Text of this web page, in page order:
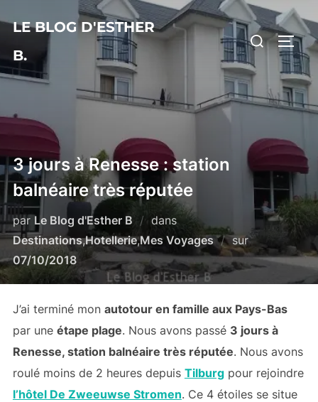
contenu
LE BLOG D'ESTHER
B.
Rechercher :
3 jours à Renesse : station
balnéaire très réputée
par Le Blog d'Esther B
dans
Destinations,Hotellerie,Mes Voyages surPublié
le
07/10/2018
J’ai terminé mon autotour en famille aux Pays-Bas
par une étape plage. Nous avons passé 3 jours à
Renesse, station balnéaire très réputée. Nous avons
roulé moins de 2 heures depuis Tilburgpour rejoindre
l’hôtel De Zweeuwse Stromen. Ce 4 étoiles se situe